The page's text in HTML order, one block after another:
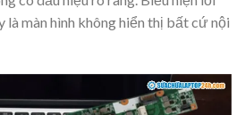
màn hình không hiển thị bất cứ nội